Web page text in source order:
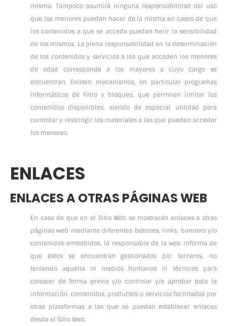
misma. Tampoco asumirá ninguna responsabilidad del uso
que los menores puedan hacer de la misma en casos de que
los contenidos a que se acceda puedan herir la sensibilidad
de los mismos. La plena responsabilidad en la determinación
de los contenidos y servicios a los que acceden los menores
de edad corresponde a los mayores a cuyo cargo se
encuentran. Existen mecanismos, en particular programas
informáticos de filtro y bloqueo, que permiten limitar los
contenidos disponibles, siendo de especial utilidad para
controlar y restringir los materiales a los que pueden acceder
los menores.
ENLACES
ENLACES A OTRAS PÁGINAS WEB
En caso de que en el Sitio Web se mostrarán enlaces a otras
páginas web mediante diferentes botones, links, banners y/o
contenidos embebidos, la responsable de la web informa de
que éstos se encuentran gestionados por terceros, no
teniendo aquella ni medios humanos ni técnicos para
conocer de forma previa y/o controlar y/o aprobar toda la
información, contenidos, productos o servicios facilitados por
otras plataformas a las que se puedan establecer enlaces
desde el Sitio Web.